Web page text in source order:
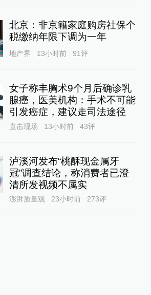
北京：非京籍家庭购房社保个
税缴纳年限下调为一年
地产界 13小时前 91评
女子称丰胸术9个月后确诊乳
腺癌，医美机构：手术不可能
引发癌症，建议走司法途径
直击现场 13小时前 43评
泸溪河发布“桃酥现金属牙
冠”调查结论，称消费者已澄
清所发视频不属实
澎湃质量观 23小时前 273评